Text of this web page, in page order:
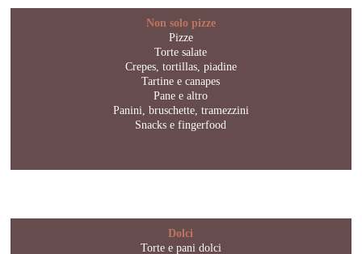
Non solo pizze
Pizze
Torte salate
Crepes, tortillas, piadine
Tartine e canapes
Pane e altro
Panini, bruschette, tramezzini
Snacks e fingerfood
Dolci
Torte e pani dolci